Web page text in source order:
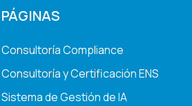
PÁGINAS
Consultoría Compliance
Consultoría y Certificación ENS
Sistema de Gestión de IA